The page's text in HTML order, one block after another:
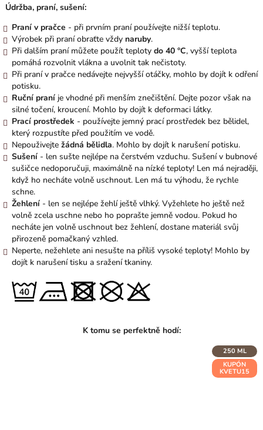
Údržba, praní, sušení:
Praní v pračce - při prvním praní používejte nižší teplotu.
Výrobek při praní obraťte vždy naruby.
Při dalším praní můžete použít teploty do 40 °C, vyšší teplota
pomáhá rozvolnit vlákna a uvolnit tak nečistoty.
Při praní v pračce nedávejte nejvyšší otáčky, mohlo by dojít k odření
potisku.
Ruční praní je vhodné při menším znečištění. Dejte pozor však na
silné točení, kroucení. Mohlo by dojít k deformaci látky.
Prací prostředek - používejte jemný prací prostředek bez bělidel,
který rozpustíte před použitím ve vodě.
Nepouživejte žádná bělidla. Mohlo by dojít k narušení potisku.
Sušení - len sušte nejlépe na čerstvém vzduchu. Sušení v bubnové
sušičce nedoporučuji, maximálně na nízké teploty! Len má nejraději,
když ho necháte volně uschnout. Len má tu výhodu, že rychle
schne.
Žehlení - len se nejlépe žehlí ještě vlhký. Vyžehlete ho ještě než
volně zcela uschne nebo ho poprašte jemně vodou. Pokud ho
necháte jen volně uschnout bez žehlení, dostane materiál svůj
přirozeně pomačkaný vzhled.
Neperte, nežehlete ani nesušte na příliš vysoké teploty! Mohlo by
dojít k narušení tisku a sražení tkaniny.
250 ML
KUPÓN
KVETU15